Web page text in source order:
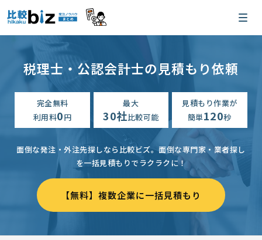
税理士・公認会計士の見積もり依頼
完全無料
利用料0円
最大
30社比較可能
見積もり作業が
簡単120秒
面倒な発注・外注先探しなら比較ビズ。面倒な専門家・業者探し
を一括見積もりでラクラクに！
【無料】複数企業に一括見積もり